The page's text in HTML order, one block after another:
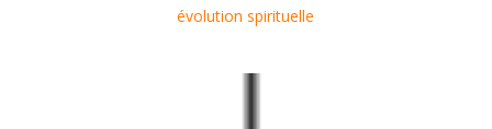
évolution spirituelle